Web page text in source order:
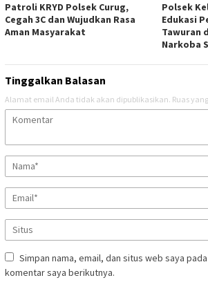
Patroli KRYD Polsek Curug,
Cegah 3C dan Wujudkan Rasa
Aman Masyarakat
Polsek
Edukasi
Tawuran
Narkoba
Tinggalkan Balasan
Alamat email Anda tidak akan dipublikasikan. Ruas
Simpan nama, email, dan situs web saya
komentar saya berikutnya.